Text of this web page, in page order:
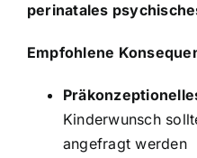
perinatales
Empfohlene
Kinderwunsch
angefragt werden